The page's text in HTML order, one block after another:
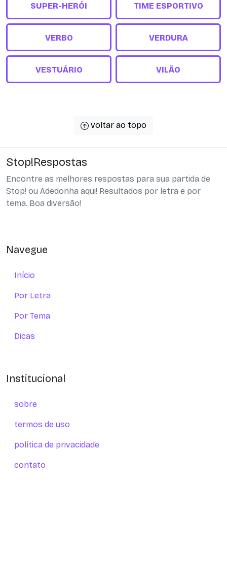
SUPER-HERÓI TIME ESPORTIVO
VERBO VERDURA
VESTUÁRIO VILÃO
voltar ao topo
Stop!Respostas
Encontre as melhores respostas para sua partida de
Stop! ou Adedonha aqui! Resultados por letra e por
tema. Boa diversão!
Navegue
Início
Por Letra
Por Tema
Dicas
Institucional
sobre
termos de uso
política de privacidade
contato